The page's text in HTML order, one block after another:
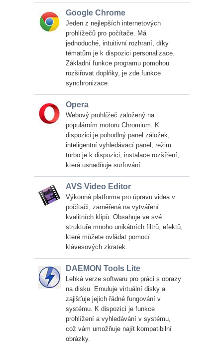
Google Chrome
Jeden z nejlepších internetových
prohlížečů pro počítače. Má
jednoduché, intuitivní rozhraní, díky
tématům je k dispozici personalizace.
Základní funkce programu pomohou
rozšiřovat doplňky, je zde funkce
synchronizace.
Opera
Webový prohlížeč založený na
populárním motoru Chromium. K
dispozici je pohodlný panel záložek,
inteligentní vyhledávací panel, režim
turbo je k dispozici, instalace rozšíření,
která usnadňuje surfování.
AVS Video Editor
Výkonná platforma pro úpravu videa v
počítači, zaměřená na vytváření
kvalitních klipů. Obsahuje ve své
struktuře mnoho unikátních filtrů, efektů,
které můžete ovládat pomocí
klávesových zkratek.
DAEMON Tools Lite
Lehká verze softwaru pro práci s obrazy
na disku. Emuluje virtuální disky a
zajišťuje jejich řádné fungování v
systému. K dispozici je funkce
prohlížení a vyhledávání v systému,
což vám umožňuje najít kompatibilní
obrázky.